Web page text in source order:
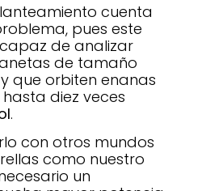
cuenta
pues este
de analizar
de tamaño
y que orbiten enanas
diez veces
.
con otros mundos
como nuestro
un